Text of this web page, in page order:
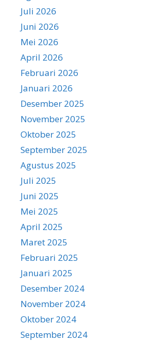
Juli 2026
Juni 2026
Mei 2026
April 2026
Februari 2026
Januari 2026
Desember 2025
November 2025
Oktober 2025
September 2025
Agustus 2025
Juli 2025
Juni 2025
Mei 2025
April 2025
Maret 2025
Februari 2025
Januari 2025
Desember 2024
November 2024
Oktober 2024
September 2024